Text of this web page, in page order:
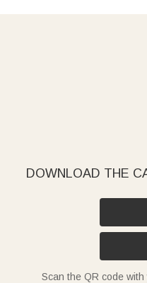
DOWNLOAD THE
Scan the QR code